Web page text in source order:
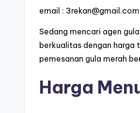
email : 3rekan@gmail.com
Sedang mencari agen
berkualitas dengan harga
pemesanan gula merah
Harga